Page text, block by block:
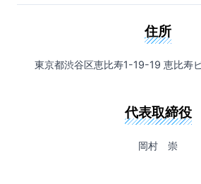
住所
東京都渋谷区恵比寿1-19-19 恵比寿
代表取締役
岡村 崇